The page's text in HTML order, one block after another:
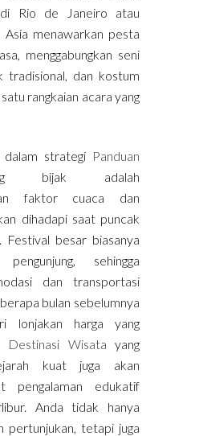
Rio de Janeiro atau
menawarkan pesta
menggabungkan seni
tradisional, dan kostum
rangkaian acara yang
dalam strategi Panduan
bijak adalah
faktor cuaca dan
dihadapi saat puncak
Festival besar biasanya
sehingga
dan transportasi
bulan sebelumnya
lonjakan harga yang
Destinasi Wisata yang
kuat juga akan
pengalaman edukatif
Anda tidak hanya
pertunjukan, tetapi juga